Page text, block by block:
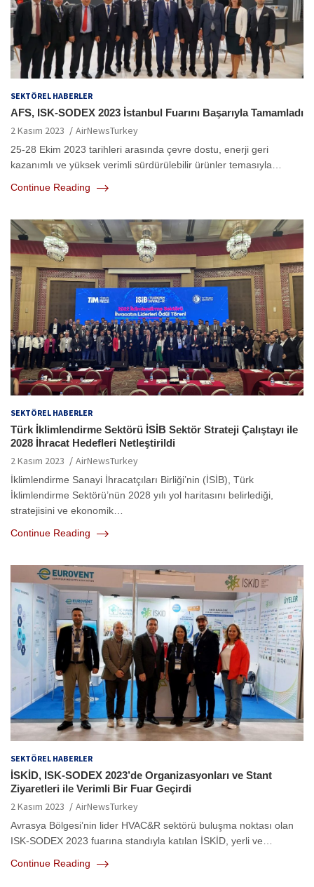
SEKTÖREL HABERLER
AFS, ISK-SODEX 2023 İstanbul Fuarını Başarıyla Tamamladı
2 Kasım 2023 AirNewsTurkey
25-28 Ekim 2023 tarihleri arasında çevre dostu, enerji geri
kazanımlı ve yüksek verimli sürdürülebilir ürünler temasıyla…
Continue Reading
SEKTÖREL HABERLER
Türk İklimlendirme Sektörü İSİB Sektör Strateji Çalıştayı ile
2028 İhracat Hedefleri Netleştirildi
2 Kasım 2023 AirNewsTurkey
İklimlendirme Sanayi İhracatçıları Birliği’nin (İSİB), Türk
İklimlendirme Sektörü’nün 2028 yılı yol haritasını belirlediği,
stratejisini ve ekonomik…
Continue Reading
SEKTÖREL HABERLER
İSKİD, ISK-SODEX 2023’de Organizasyonları ve Stant
Ziyaretleri ile Verimli Bir Fuar Geçirdi
2 Kasım 2023 AirNewsTurkey
Avrasya Bölgesi’nin lider HVAC&R sektörü buluşma noktası olan
ISK-SODEX 2023 fuarına standıyla katılan İSKİD, yerli ve…
Continue Reading